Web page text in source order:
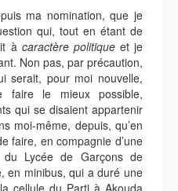
ma nomination, que je
qui, tout en étant de
à caractère politiqueet je
Non pas, par précaution,
serait, pour moi nouvelle,
le mieux possible,
qui se disaient appartenir
moi-même, depuis, qu’en
faire, en compagnie d’une
Lycée de Garçons de
en minibus, qui a duré une
cellule du Parti à Akouda